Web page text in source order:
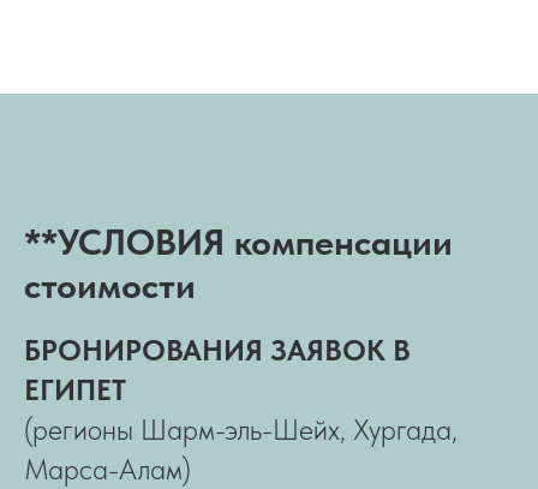
**УСЛОВИЯ компенсации
стоимости
БРОНИРОВАНИЯ ЗАЯВОК В
ЕГИПЕТ
(регионы Шарм-эль-Шейх, Хургада,
Марса-Алам)